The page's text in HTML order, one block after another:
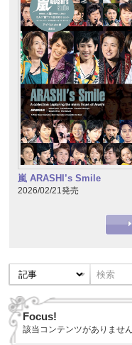
嵐 ARASHI’s Smile
2026/02/21発売
Focus!
該当コンテンツがありません